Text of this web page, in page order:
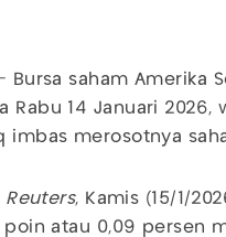
- Bursa saham Amerika
Rabu 14 Januari
imbas merosotnya
Reuters, Kamis (15/1/
atau 0,09 persen